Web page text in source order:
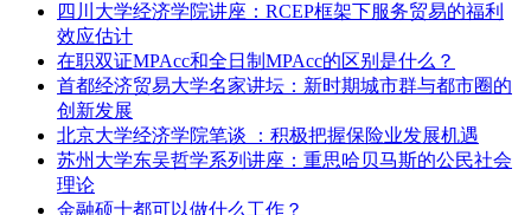
四川大学经济学院讲座：RCEP框架下服务贸易的福利
效应估计
在职双证MPAcc和全日制MPAcc的区别是什么？
首都经济贸易大学名家讲坛：新时期城市群与都市圈的
创新发展
北京大学经济学院笔谈 ：积极把握保险业发展机遇
苏州大学东吴哲学系列讲座：重思哈贝马斯的公民社会
理论
金融硕士都可以做什么工作？